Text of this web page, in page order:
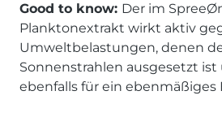
Good to know: Der im
Planktonextrakt wirkt aktiv
Umweltbelastungen, denen
Sonnenstrahlen ausgesetzt
ebenfalls für ein ebenmäßiges